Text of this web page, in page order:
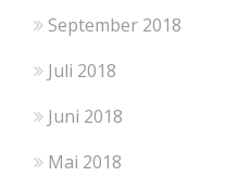
September 2018
Juli 2018
Juni 2018
Mai 2018